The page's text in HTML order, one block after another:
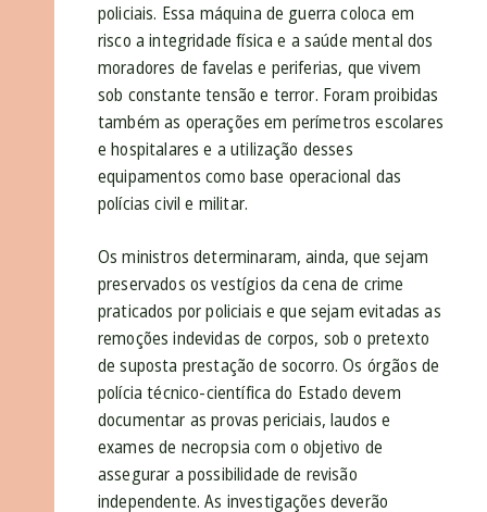
policiais. Essa máquina de guerra coloca em
risco a integridade física e a saúde mental dos
moradores de favelas e periferias, que vivem
sob constante tensão e terror. Foram proibidas
também as operações em perímetros escolares
e hospitalares e a utilização desses
equipamentos como base operacional das
polícias civil e militar.
Os ministros determinaram, ainda, que sejam
preservados os vestígios da cena de crime
praticados por policiais e que sejam evitadas as
remoções indevidas de corpos, sob o pretexto
de suposta prestação de socorro. Os órgãos de
polícia técnico-científica do Estado devem
documentar as provas periciais, laudos e
exames de necropsia com o objetivo de
assegurar a possibilidade de revisão
independente. As investigações deverão